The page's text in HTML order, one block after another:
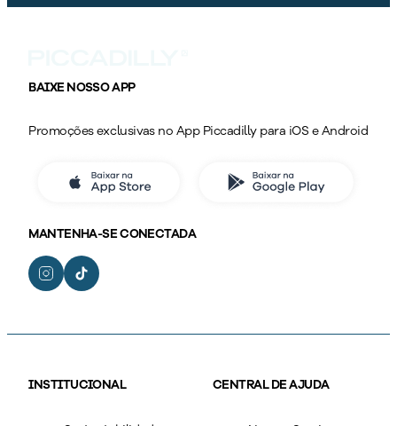
BAIXE NOSSO APP
Promoções exclusivas no App Piccadilly para iOS e Android
MANTENHA-SE CONECTADA
INSTITUCIONAL CENTRAL DE AJUDA